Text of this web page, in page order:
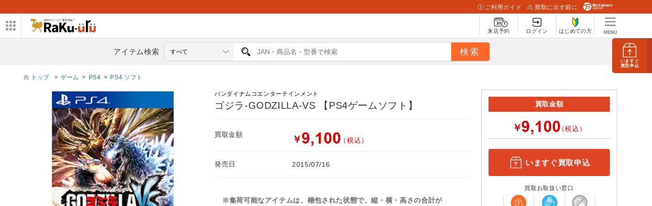
いますぐ
買取申込
ご利用ガイド 買取に出す前に
来店予約 ログイン はじめての方
アイテム検索
トップ > ゲーム > PS4 > PS4 ソフト
バンダイナムコエンターテインメント
ゴジラ-GODZILLA-VS 【PS4ゲームソフト】
買取金額 ￥ （税込）
発売日 2015/07/16
※集荷可能なアイテムは、梱包された状態で、縦・横・高さの合計が
買取金額
￥ （税込）
いますぐ買取申込
買取お取扱い窓口